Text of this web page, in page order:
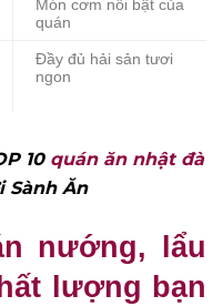
Món cơm nổi bật của
quán
Đầy đủ hải sản tươi
ngon
10 quán ăn nhật đà
Sành Ăn
nướng, lẩu
lượng bạn